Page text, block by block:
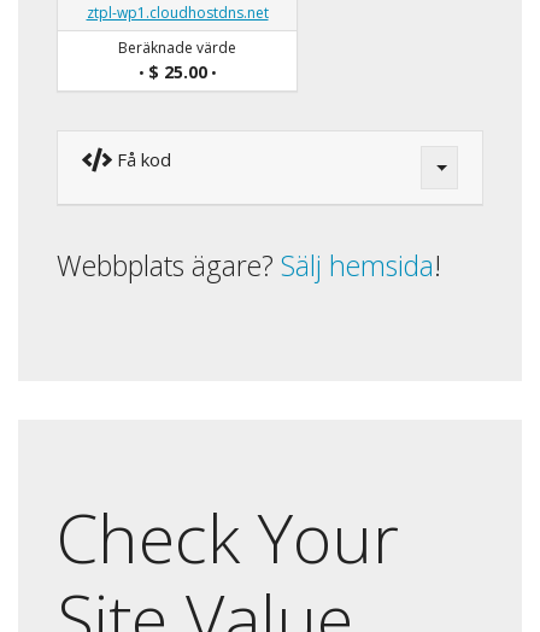
ztpl-wp1.cloudhostdns.net
Beräknade värde
• $ 25.00•
Få kod
Webbplats ägare? Sälj hemsida!
Check Your